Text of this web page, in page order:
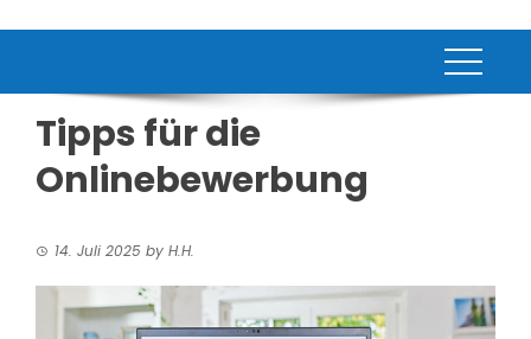
Tipps für die
Onlinebewerbung
14. Juli 2025 by H.H.